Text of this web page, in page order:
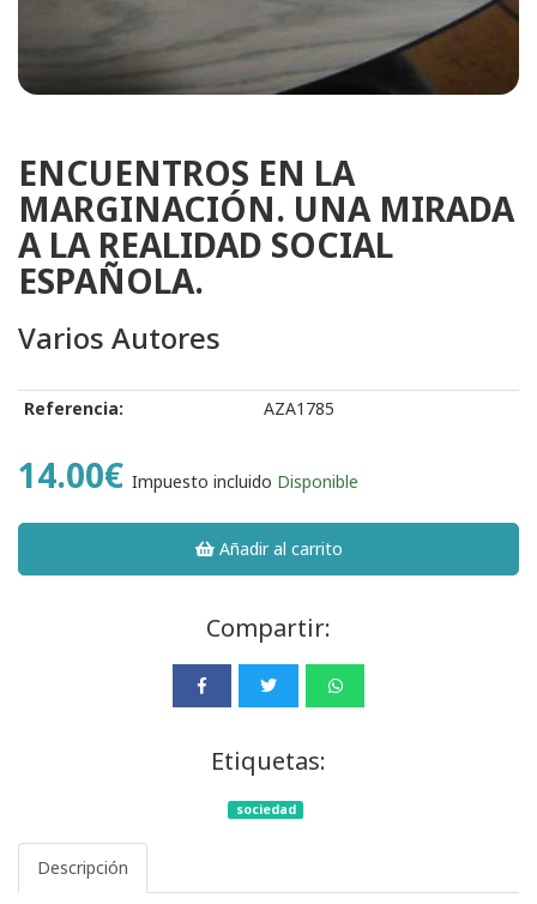
ENCUENTROS EN LA
MARGINACIÓN. UNA MIRADA
A LA REALIDAD SOCIAL
ESPAÑOLA.
Varios Autores
Referencia: AZA1785
14.00€ Impuesto incluido Disponible
Añadir al carrito
Compartir:
Etiquetas:
sociedad
Descripción